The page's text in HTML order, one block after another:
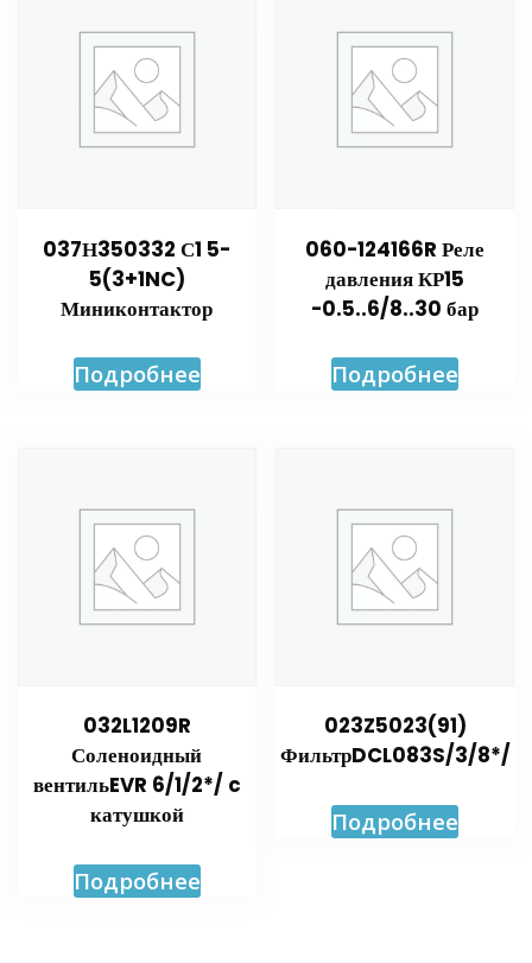
037Н350332 С1 5-
5(3+1NC)
Миниконтактор
Подробнее
060-124166R Реле
давления КР15
-0.5..6/8..30 бар
Подробнее
032L1209R
Соленоидный
вентильEVR 6/1/2*/ c
катушкой
Подробнее
023Z5023(91)
ФильтрDCL083S/3/8*/
Подробнее